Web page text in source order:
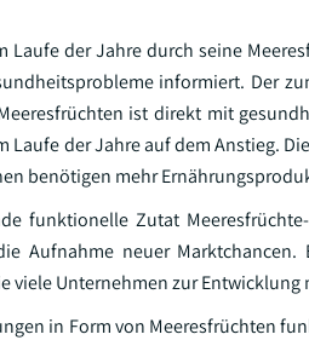
Laufe der Jahre durch seine
informiert. Der
ist direkt mit
Laufe der Jahre auf dem Anstieg.
benötigen mehr
funktionelle Zutat
Aufnahme neuer
viele Unternehmen zur
in Form von Meeresfrüchten